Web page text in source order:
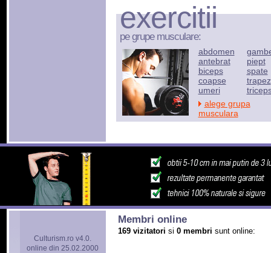
exercitii
pe grupe musculare:
abdomen
antebrat
biceps
coapse
umeri
piept
spate
trapez
alege grupa
musculara
Culturism.ro v4.0.
online din 25.02.2000
Membri online
169 vizitatori si 0 membri sunt online: